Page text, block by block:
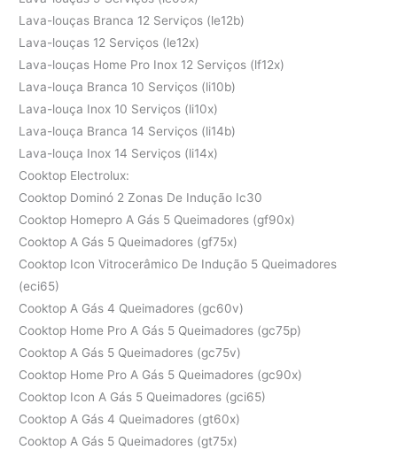
Lava-louças Branca 12 Serviços (le12b)
Lava-louças 12 Serviços (le12x)
Lava-louças Home Pro Inox 12 Serviços (lf12x)
Lava-louça Branca 10 Serviços (li10b)
Lava-louça Inox 10 Serviços (li10x)
Lava-louça Branca 14 Serviços (li14b)
Lava-louça Inox 14 Serviços (li14x)
Cooktop Electrolux:
Cooktop Dominó 2 Zonas De Indução Ic30
Cooktop Homepro A Gás 5 Queimadores (gf90x)
Cooktop A Gás 5 Queimadores (gf75x)
Cooktop Icon Vitrocerâmico De Indução 5 Queimadores
(eci65)
Cooktop A Gás 4 Queimadores (gc60v)
Cooktop Home Pro A Gás 5 Queimadores (gc75p)
Cooktop A Gás 5 Queimadores (gc75v)
Cooktop Home Pro A Gás 5 Queimadores (gc90x)
Cooktop Icon A Gás 5 Queimadores (gci65)
Cooktop A Gás 4 Queimadores (gt60x)
Cooktop A Gás 5 Queimadores (gt75x)